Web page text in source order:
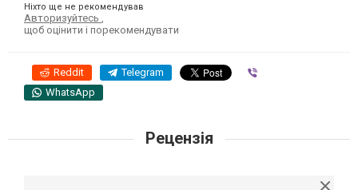
Ніхто ще не рекомендував
Авторизуйтесь
щоб оцінити і порекомендувати
Reddit Telegram
WhatsApp
Рецензія